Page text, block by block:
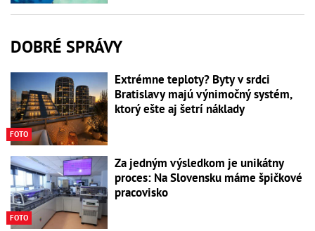
DOBRÉ SPRÁVY
FOTO
Extrémne teploty? Byty v srdci
Bratislavy majú výnimočný systém,
ktorý ešte aj šetrí náklady
FOTO
Za jedným výsledkom je unikátny
proces: Na Slovensku máme špičkové
pracovisko